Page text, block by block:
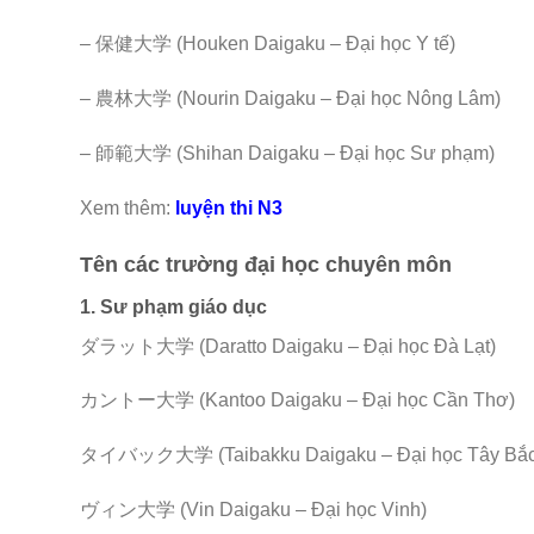
– 保健大学 (Houken Daigaku – Đại học Y tế)
– 農林大学 (Nourin Daigaku – Đại học Nông Lâm)
– 師範大学 (Shihan Daigaku – Đại học Sư phạm)
Xem thêm: luyện thi N3
Tên các trường đại học chuyên môn
1. Sư phạm giáo dục
ダラット大学 (Daratto Daigaku – Đại học Đà Lạt)
カントー大学 (Kantoo Daigaku – Đại học Cần Thơ)
タイバック大学 (Taibakku Daigaku – Đại học Tây
ヴィン大学 (Vin Daigaku – Đại học Vinh)